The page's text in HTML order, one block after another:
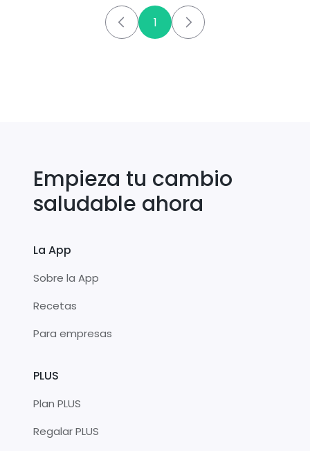
1
Empieza tu cambio
saludable ahora
La App
Sobre la App
Recetas
Para empresas
PLUS
Plan PLUS
Regalar PLUS